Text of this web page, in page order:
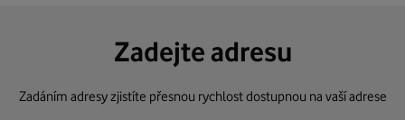
Zadejte adresu
Zadáním adresy zjistíte přesnou rychlost dostupnou na vaší adrese